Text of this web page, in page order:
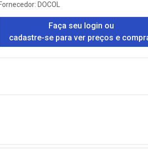
Fornecedor: DOCOL
Faça seu login ou
cadastre-se para ver preços e